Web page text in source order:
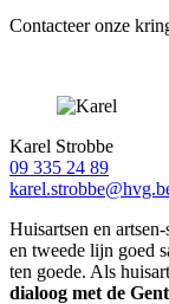
Contacteer onze
Karel Strobbe
09 335 24 89
Huisartsen en
en tweede lijn goed
ten goede. Als
dialoog met de